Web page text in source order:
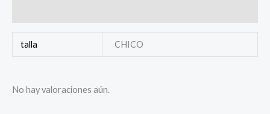
talla CHICO
No hay valoraciones aún.